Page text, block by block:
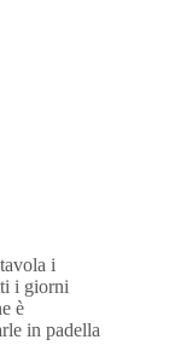
i
i giorni
è
in padella